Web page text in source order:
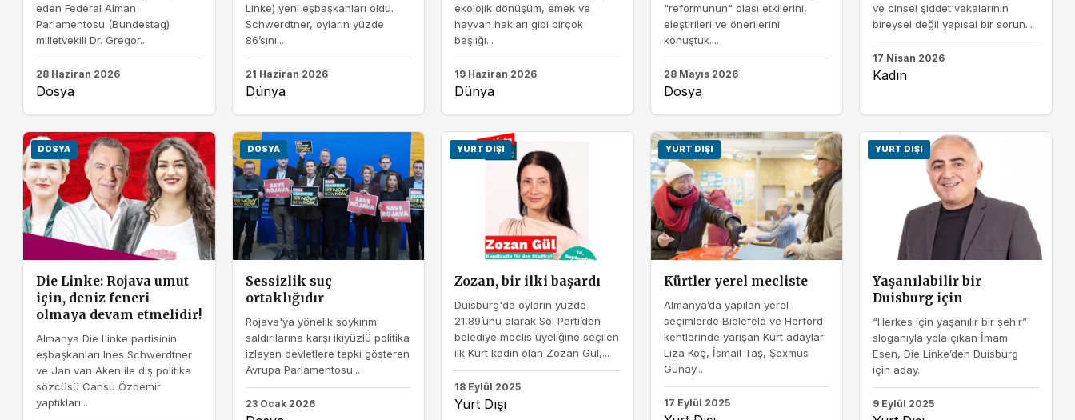
eden Federal Alman
Parlamentosu (Bundestag)
milletvekili Dr. Gregor...
28 Haziran 2026
Dosya
Linke) yeni eşbaşkanları oldu.
Schwerdtner, oyların yüzde
86’sını...
21 Haziran 2026
Dünya
ekolojik dönüşüm, emek ve
hayvan hakları gibi birçok
başlığı...
19 Haziran 2026
Dünya
"reformunun" olası etkilerini,
eleştirileri ve önerilerini
konuştuk....
28 Mayıs 2026
Dosya
ve cinsel şiddet vakalarının
bireysel değil yapısal bir sorun...
17 Nisan 2026
Kadın
DOSYA
Die Linke: Rojava umut
için, deniz feneri
olmaya devam etmelidir!
Almanya Die Linke partisinin
eşbaşkanları Ines Schwerdtner
ve Jan van Aken ile dış politika
sözcüsü Cansu Özdemir
yaptıkları...
DOSYA
Sessizlik suç
ortaklığıdır
Rojava'ya yönelik soykırım
saldırılarına karşı ikiyüzlü politika
izleyen devletlere tepki gösteren
Avrupa Parlamentosu...
23 Ocak 2026
YURT DIŞI
Zozan, bir ilki başardı
Duisburg'da oyların yüzde
21,89’unu alarak Sol Parti’den
belediye meclis üyeliğine seçilen
ilk Kürt kadın olan Zozan Gül,...
18 Eylül 2025
Yurt Dışı
YURT DIŞI
Kürtler yerel mecliste
Almanya’da yapılan yerel
seçimlerde Bielefeld ve Herford
kentlerinde yarışan Kürt adaylar
Liza Koç, İsmail Taş, Şexmus
Günay...
17 Eylül 2025
YURT DIŞI
Yaşanılabilir bir
Duisburg için
“Herkes için yaşanılır bir şehir”
sloganıyla yola çıkan İmam
Esen, Die Linke’den Duisburg
için aday.
9 Eylül 2025